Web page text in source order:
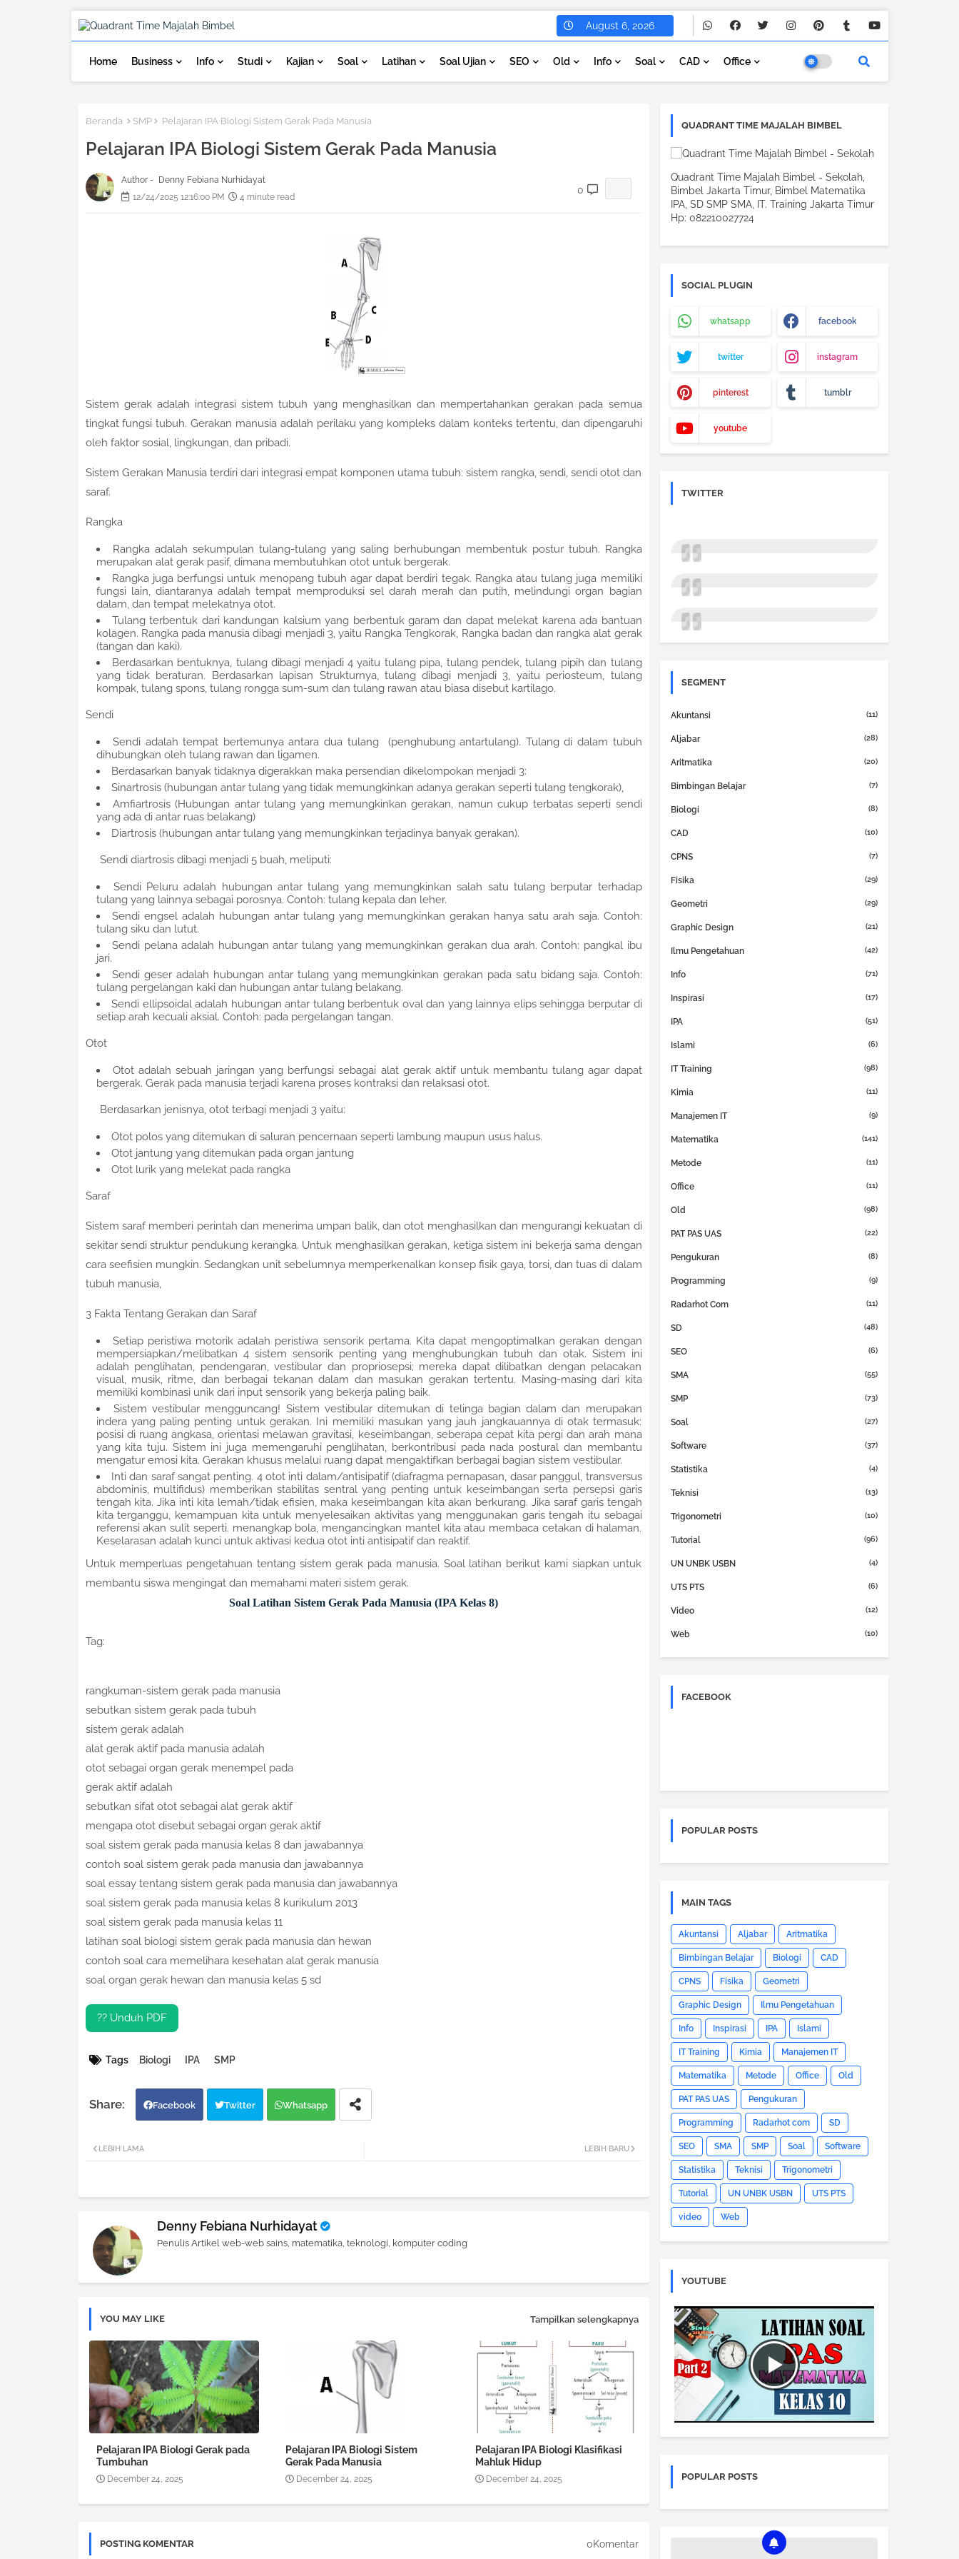
August 6, 2026
Home Business Info Studi Kajian Soal Latihan Soal Ujian SEO Old Info Soal CAD Office
Beranda SMP Pelajaran IPA Biologi Sistem Gerak Pada Manusia
Pelajaran IPA Biologi Sistem Gerak Pada Manusia
Author -
Denny Febiana Nurhidayat
12/24/2025 12:16:00 PM
4 minute read
0
Sistem gerak adalah integrasi sistem tubuh yang menghasilkan dan mempertahankan gerakan pada semua
tingkat fungsi tubuh. Gerakan manusia adalah perilaku yang kompleks dalam konteks tertentu, dan dipengaruhi
oleh faktor sosial, lingkungan, dan pribadi.
Sistem Gerakan Manusia terdiri dari integrasi empat komponen utama tubuh: sistem rangka, sendi, sendi otot dan
saraf.
Rangka
Rangka adalah sekumpulan tulang-tulang yang saling berhubungan membentuk postur tubuh. Rangka
merupakan alat gerak pasif, dimana membutuhkan otot untuk bergerak.
Rangka juga berfungsi untuk menopang tubuh agar dapat berdiri tegak. Rangka atau tulang juga memiliki
fungsi lain, diantaranya adalah tempat memproduksi sel darah merah dan putih, melindungi organ bagian
dalam, dan tempat melekatnya otot.
Tulang terbentuk dari kandungan kalsium yang berbentuk garam dan dapat melekat karena ada bantuan
kolagen. Rangka pada manusia dibagi menjadi 3, yaitu Rangka Tengkorak, Rangka badan dan rangka alat gerak
(tangan dan kaki).
Berdasarkan bentuknya, tulang dibagi menjadi 4 yaitu tulang pipa, tulang pendek, tulang pipih dan tulang
yang tidak beraturan. Berdasarkan lapisan Strukturnya, tulang dibagi menjadi 3, yaitu periosteum, tulang
kompak, tulang spons, tulang rongga sum-sum dan tulang rawan atau biasa disebut kartilago.
Sendi
Sendi adalah tempat bertemunya antara dua tulang (penghubung antartulang). Tulang di dalam tubuh
dihubungkan oleh tulang rawan dan ligamen.
Berdasarkan banyak tidaknya digerakkan maka persendian dikelompokan menjadi 3:
Sinartrosis (hubungan antar tulang yang tidak memungkinkan adanya gerakan seperti tulang tengkorak),
Amfiartrosis (Hubungan antar tulang yang memungkinkan gerakan, namun cukup terbatas seperti sendi
yang ada di antar ruas belakang)
Diartrosis (hubungan antar tulang yang memungkinkan terjadinya banyak gerakan).
Sendi diartrosis dibagi menjadi 5 buah, meliputi:
Sendi Peluru adalah hubungan antar tulang yang memungkinkan salah satu tulang berputar terhadap
tulang yang lainnya sebagai porosnya. Contoh: tulang kepala dan leher.
Sendi engsel adalah hubungan antar tulang yang memungkinkan gerakan hanya satu arah saja. Contoh:
tulang siku dan lutut.
Sendi pelana adalah hubungan antar tulang yang memungkinkan gerakan dua arah. Contoh: pangkal ibu
jari.
Sendi geser adalah hubungan antar tulang yang memungkinkan gerakan pada satu bidang saja. Contoh:
tulang pergelangan kaki dan hubungan antar tulang belakang.
Sendi ellipsoidal adalah hubungan antar tulang berbentuk oval dan yang lainnya elips sehingga berputar di
setiap arah kecuali aksial. Contoh: pada pergelangan tangan.
Otot
Otot adalah sebuah jaringan yang berfungsi sebagai alat gerak aktif untuk membantu tulang agar dapat
bergerak. Gerak pada manusia terjadi karena proses kontraksi dan relaksasi otot.
Berdasarkan jenisnya, otot terbagi menjadi 3 yaitu:
Otot polos yang ditemukan di saluran pencernaan seperti lambung maupun usus halus.
Otot jantung yang ditemukan pada organ jantung
Otot lurik yang melekat pada rangka
Saraf
Sistem saraf memberi perintah dan menerima umpan balik, dan otot menghasilkan dan mengurangi kekuatan di
sekitar sendi struktur pendukung kerangka. Untuk menghasilkan gerakan, ketiga sistem ini bekerja sama dengan
cara seefisien mungkin. Sedangkan unit sebelumnya memperkenalkan konsep fisik gaya, torsi, dan tuas di dalam
tubuh manusia,
3 Fakta Tentang Gerakan dan Saraf
Setiap peristiwa motorik adalah peristiwa sensorik pertama. Kita dapat mengoptimalkan gerakan dengan
mempersiapkan/melibatkan 4 sistem sensorik penting yang menghubungkan tubuh dan otak. Sistem ini
adalah penglihatan, pendengaran, vestibular dan propriosepsi; mereka dapat dilibatkan dengan pelacakan
visual, musik, ritme, dan berbagai tekanan dalam dan masukan gerakan tertentu. Masing-masing dari kita
memiliki kombinasi unik dari input sensorik yang bekerja paling baik.
Sistem vestibular mengguncang! Sistem vestibular ditemukan di telinga bagian dalam dan merupakan
indera yang paling penting untuk gerakan. Ini memiliki masukan yang jauh jangkauannya di otak termasuk:
posisi di ruang angkasa, orientasi melawan gravitasi, keseimbangan, seberapa cepat kita pergi dan arah mana
yang kita tuju. Sistem ini juga memengaruhi penglihatan, berkontribusi pada nada postural dan membantu
mengatur emosi kita. Gerakan khusus melalui ruang dapat mengaktifkan berbagai bagian sistem vestibular.
Inti dan saraf sangat penting. 4 otot inti dalam/antisipatif (diafragma pernapasan, dasar panggul, transversus
abdominis, multifidus) memberikan stabilitas sentral yang penting untuk keseimbangan serta persepsi garis
tengah kita. Jika inti kita lemah/tidak efisien, maka keseimbangan kita akan berkurang. Jika saraf garis tengah
kita terganggu, kemampuan kita untuk menyelesaikan aktivitas yang menggunakan garis tengah itu sebagai
referensi akan sulit seperti. menangkap bola, mengancingkan mantel kita atau membaca cetakan di halaman.
Keselarasan adalah kunci untuk aktivasi kedua otot inti antisipatif dan reaktif.
Untuk memperluas pengetahuan tentang sistem gerak pada manusia. Soal latihan berikut kami siapkan untuk
membantu siswa mengingat dan memahami materi sistem gerak.
Soal Latihan Sistem Gerak Pada Manusia (IPA Kelas 8)
Tag:
rangkuman-sistem gerak pada manusia
sebutkan sistem gerak pada tubuh
sistem gerak adalah
alat gerak aktif pada manusia adalah
otot sebagai organ gerak menempel pada
gerak aktif adalah
sebutkan sifat otot sebagai alat gerak aktif
mengapa otot disebut sebagai organ gerak aktif
soal sistem gerak pada manusia kelas 8 dan jawabannya
contoh soal sistem gerak pada manusia dan jawabannya
soal essay tentang sistem gerak pada manusia dan jawabannya
soal sistem gerak pada manusia kelas 8 kurikulum 2013
soal sistem gerak pada manusia kelas 11
latihan soal biologi sistem gerak pada manusia dan hewan
contoh soal cara memelihara kesehatan alat gerak manusia
soal organ gerak hewan dan manusia kelas 5 sd
?? Unduh PDF
Tags Biologi IPA SMP
Facebook Twitter Whatsapp
LEBIH BARU
LEBIH LAMA
Denny Febiana Nurhidayat
Penulis Artikel web-web sains, matematika, teknologi, komputer coding
YOU MAY LIKE Tampilkan selengkapnya
Pelajaran IPA Biologi Gerak pada
Tumbuhan
December 24, 2025
Pelajaran IPA Biologi Sistem
Gerak Pada Manusia
December 24, 2025
Pelajaran IPA Biologi Klasifikasi
Mahluk Hidup
December 24, 2025
POSTING KOMENTAR 0Komentar
QUADRANT TIME MAJALAH BIMBEL
Quadrant Time Majalah Bimbel - Sekolah,
Bimbel Jakarta Timur, Bimbel Matematika
IPA, SD SMP SMA, IT. Training Jakarta Timur
Hp: 082210027724
SOCIAL PLUGIN
whatsapp facebook
twitter instagram
pinterest tumblr
youtube
TWITTER
SEGMENT
Akuntansi (11)
Aljabar (28)
Aritmatika (20)
Bimbingan Belajar (7)
Biologi (8)
CAD (10)
CPNS (7)
Fisika (29)
Geometri (29)
Graphic Design (21)
Ilmu Pengetahuan (42)
Info (71)
Inspirasi (17)
IPA (51)
Islami (6)
IT Training (98)
Kimia (11)
Manajemen IT (9)
Matematika (141)
Metode (11)
Office (11)
Old (98)
PAT PAS UAS (22)
Pengukuran (8)
Programming (9)
Radarhot Com (11)
SD (48)
SEO (6)
SMA (55)
SMP (73)
Soal (27)
Software (37)
Statistika (4)
Teknisi (13)
Trigonometri (10)
Tutorial (96)
UN UNBK USBN (4)
UTS PTS (6)
Video (12)
Web (10)
FACEBOOK
POPULAR POSTS
MAIN TAGS
Akuntansi Aljabar Aritmatika
Bimbingan Belajar Biologi CAD
CPNS Fisika Geometri
Graphic Design Ilmu Pengetahuan
Info Inspirasi IPA Islami
IT Training Kimia Manajemen IT
Matematika Metode Office Old
PAT PAS UAS Pengukuran
Programming Radarhot com SD
SEO SMA SMP Soal Software
Statistika Teknisi Trigonometri
Tutorial UN UNBK USBN UTS PTS
video Web
YOUTUBE
POPULAR POSTS